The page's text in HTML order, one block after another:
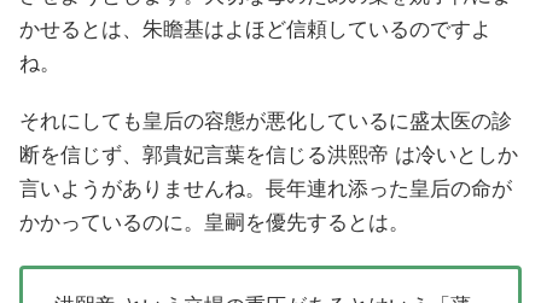
かせるとは、朱瞻基はよほど信頼しているのですよ
ね。
それにしても皇后の容態が悪化しているに盛太医の診
断を信じず、郭貴妃言葉を信じる洪熙帝 は冷いとしか
言いようがありませんね。長年連れ添った皇后の命が
かかっているのに。皇嗣を優先するとは。